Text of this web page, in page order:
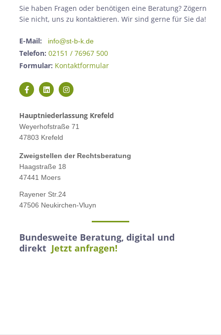
Sie haben Fragen oder benötigen eine Beratung? Zögern
Sie nicht, uns zu kontaktieren. Wir sind gerne für Sie da!
E-Mail: info@st-b-k.de
Telefon: 02151 / 76967 500
Formular: Kontaktformular
Hauptniederlassung Krefeld
Weyerhofstraße 71
47803 Krefeld
Zweigstellen der Rechtsberatung
Haagstraße 18
47441 Moers
Rayener Str.24
47506 Neukirchen-Vluyn
Bundesweite Beratung, digital und
direkt Jetzt anfragen!